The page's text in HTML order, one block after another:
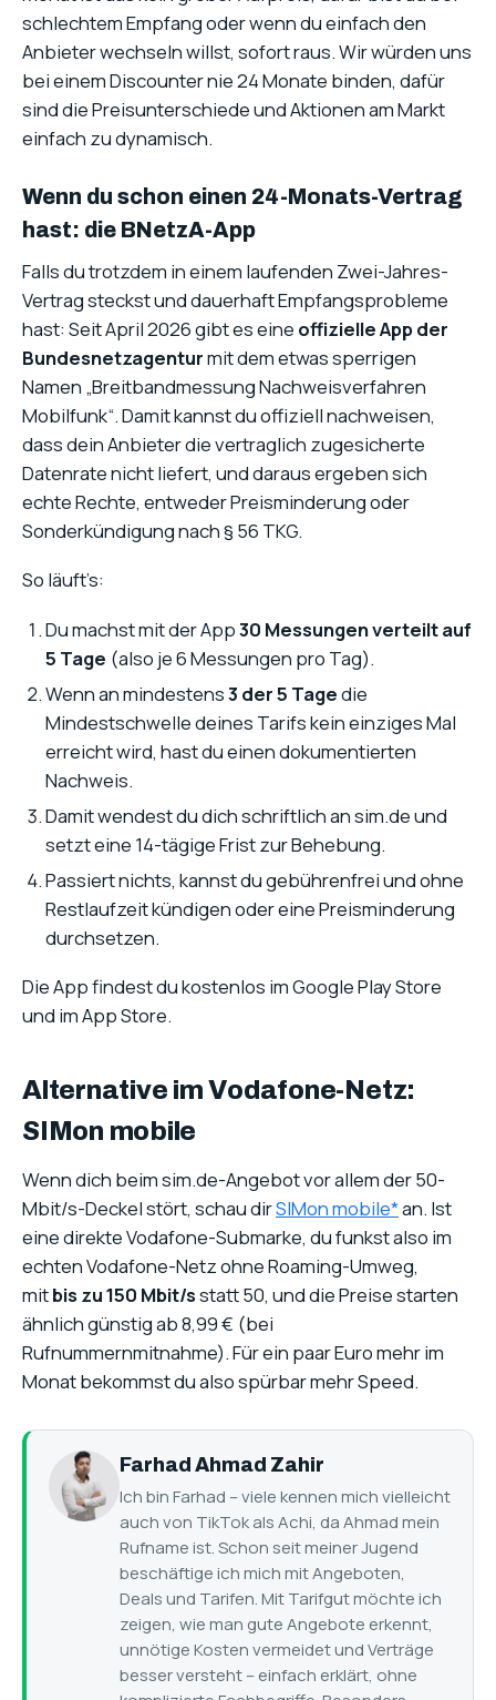
schlechtem Empfang oder wenn du einfach den
Anbieter wechseln willst, sofort raus. Wir würden uns
bei einem Discounter nie 24 Monate binden, dafür
sind die Preisunterschiede und Aktionen am Markt
einfach zu dynamisch.
Wenn du schon einen 24-Monats-Vertrag
hast: die BNetzA-App
Falls du trotzdem in einem laufenden Zwei-Jahres-
Vertrag steckst und dauerhaft Empfangsprobleme
hast: Seit April 2026 gibt es eine offizielle App der
Bundesnetzagenturmit dem etwas sperrigen
Namen „Breitbandmessung Nachweisverfahren
Mobilfunk“. Damit kannst du offiziell nachweisen,
dass dein Anbieter die vertraglich zugesicherte
Datenrate nicht liefert, und daraus ergeben sich
echte Rechte, entweder Preisminderung oder
Sonderkündigung nach § 56 TKG.
So läuft’s:
Du machst mit der App30 Messungen verteilt auf
5 Tage (also je 6 Messungen pro Tag).
Wenn an mindestens3 der 5 Tagedie
Mindestschwelle deines Tarifs kein einziges Mal
erreicht wird, hast du einen dokumentierten
Nachweis.
Damit wendest du dich schriftlich an sim.de und
setzt eine 14-tägige Frist zur Behebung.
Passiert nichts, kannst du gebührenfrei und ohne
Restlaufzeit kündigen oder eine Preisminderung
durchsetzen.
Die App findest du kostenlos im Google Play Store
und im App Store.
Alternative im Vodafone-Netz:
SIMon mobile
Wenn dich beim sim.de-Angebot vor allem der 50-
Mbit/s-Deckel stört, schau dirSIMon mobile*an. Ist
eine direkte Vodafone-Submarke, du funkst also im
echten Vodafone-Netz ohne Roaming-Umweg,
mitbis zu 150 Mbit/sstatt 50, und die Preise starten
ähnlich günstig ab 8,99 € (bei
Rufnummernmitnahme). Für ein paar Euro mehr im
Monat bekommst du also spürbar mehr Speed.
Farhad Ahmad Zahir
Ich bin Farhad – viele kennen mich vielleicht
auch von TikTok als Achi, da Ahmad mein
Rufname ist. Schon seit meiner Jugend
beschäftige ich mich mit Angeboten,
Deals und Tarifen. Mit Tarifgut möchte ich
zeigen, wie man gute Angebote erkennt,
unnötige Kosten vermeidet und Verträge
besser versteht – einfach erklärt, ohne